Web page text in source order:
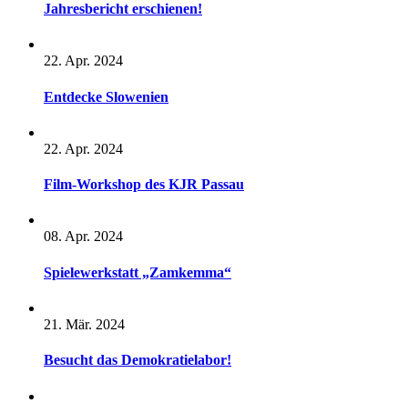
Jahresbericht erschienen!
22. Apr. 2024
Entdecke Slowenien
22. Apr. 2024
Film-Workshop des KJR Passau
08. Apr. 2024
Spielewerkstatt „Zamkemma“
21. Mär. 2024
Besucht das Demokratielabor!